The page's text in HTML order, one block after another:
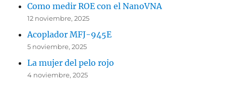
Como medir ROE con el NanoVNA
12 noviembre, 2025
Acoplador MFJ-945E
5 noviembre, 2025
La mujer del pelo rojo
4 noviembre, 2025